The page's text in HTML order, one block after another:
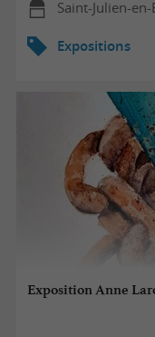
Saint-Julien-
Expositions
Exposition Anne